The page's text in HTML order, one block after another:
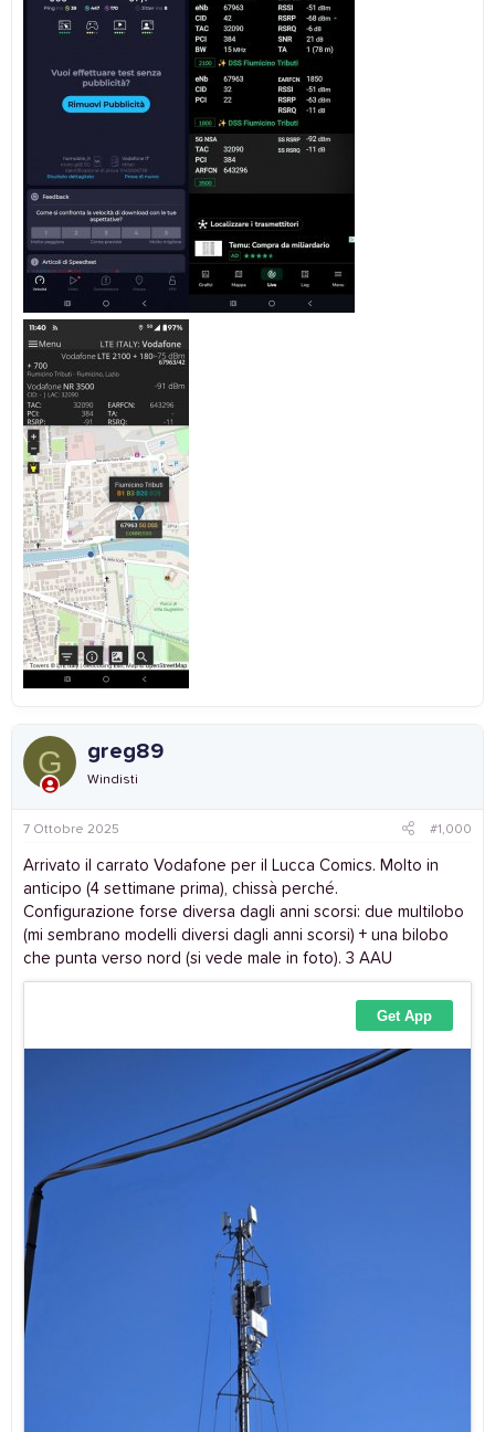
G greg89
Windisti
7 Ottobre 2025 #1,000
Arrivato il carrato Vodafone per il Lucca Comics. Molto in
anticipo (4 settimane prima), chissà perché.
Configurazione forse diversa dagli anni scorsi: due multilobo
(mi sembrano modelli diversi dagli anni scorsi) + una bilobo
che punta verso nord (si vede male in foto). 3 AAU